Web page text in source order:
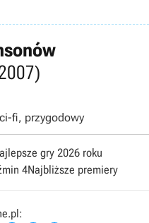
fi, przygodowy
gry 2026 roku
4Najbliższe premiery